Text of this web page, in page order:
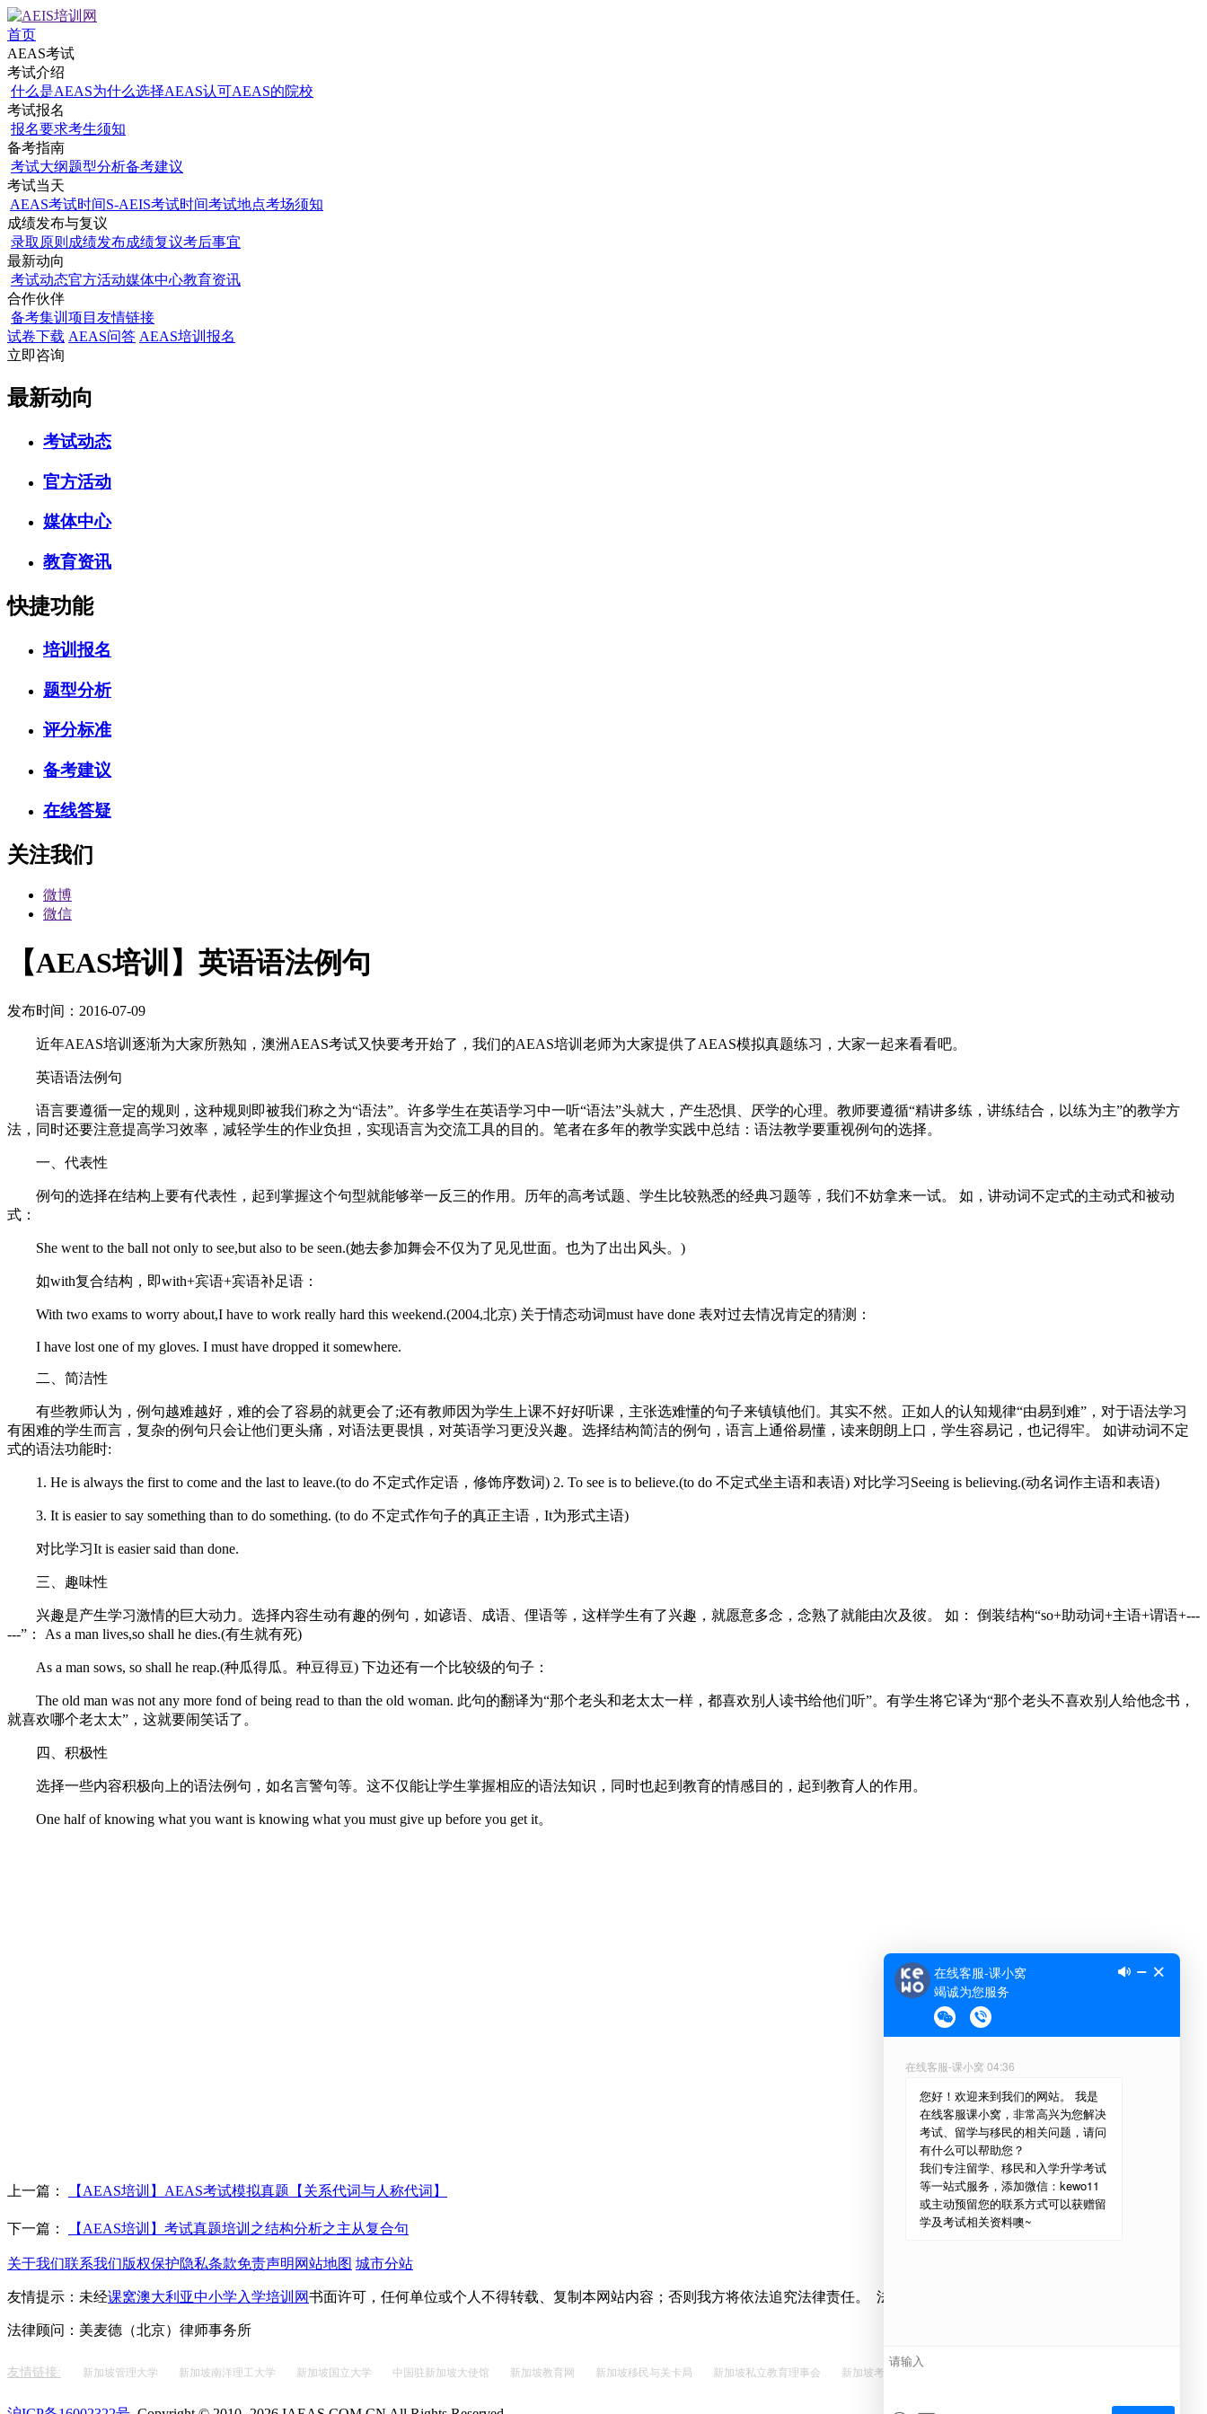
首页
AEAS考试
考试介绍
什么是AEAS为什么选择AEAS认可AEAS的院校
考试报名
报名要求考生须知
备考指南
考试大纲题型分析备考建议
考试当天
AEAS考试时间S-AEIS考试时间考试地点考场须知
成绩发布与复议
录取原则 成绩发布成绩复议考后事宜
最新动向
考试动态官方活动媒体中心教育资讯
合作伙伴
备考集训项目 友情链接
试卷下载 AEAS问答 AEAS培训报名
立即咨询
最新动向
考试动态
官方活动
媒体中心
教育资讯
快捷功能
培训报名
题型分析
评分标准
备考建议
在线答疑
关注我们
微博
微信
【AEAS培训】英语语法例句
发布时间：2016-07-09
近年AEAS培训逐渐为大家所熟知，澳洲AEAS考试又快要考开始了，我们的AEAS培训老师为大家提供了AEAS模拟真题练习，大家一起来看看吧。
英语语法例句
语言要遵循一定的规则，这种规则即被我们称之为“语法”。许多学生在英语学习中一听“语法”头就大，产生恐惧、厌学的心理。教师要遵循“精讲多练，讲练结合，以练为主”的教学方
法，同时还要注意提高学习效率，减轻学生的作业负担，实现语言为交流工具的目的。笔者在多年的教学实践中总结：语法教学要重视例句的选择。
一、代表性
例句的选择在结构上要有代表性，起到掌握这个句型就能够举一反三的作用。历年的高考试题、学生比较熟悉的经典习题等，我们不妨拿来一试。 如，讲动词不定式的主动式和被动
式：
She went to the ball not only to see,but also to be seen.(她去参加舞会不仅为了见见世面。也为了出出风头。)
如with复合结构，即with+宾语+宾语补足语：
With two exams to worry about,I have to work really hard this weekend.(2004,北京) 关于情态动词must have done 表对过去情况肯定的猜测：
I have lost one of my gloves. I must have dropped it somewhere.
二、简洁性
有些教师认为，例句越难越好，难的会了容易的就更会了;还有教师因为学生上课不好好听课，主张选难懂的句子来镇镇他们。其实不然。正如人的认知规律“由易到难”，对于语法学习
有困难的学生而言，复杂的例句只会让他们更头痛，对语法更畏惧，对英语学习更没兴趣。选择结构简洁的例句，语言上通俗易懂，读来朗朗上口，学生容易记，也记得牢。 如讲动词不定
式的语法功能时:
1. He is always the first to come and the last to leave.(to do 不定式作定语，修饰序数词) 2. To see is to believe.(to do 不定式坐主语和表语) 对比学习Seeing is believing.(动名词作主语和表语)
3. It is easier to say something than to do something. (to do 不定式作句子的真正主语，It为形式主语)
对比学习It is easier said than done.
三、趣味性
兴趣是产生学习激情的巨大动力。选择内容生动有趣的例句，如谚语、成语、俚语等，这样学生有了兴趣，就愿意多念，念熟了就能由次及彼。 如： 倒装结构“so+助动词+主语+谓语+---
---”： As a man lives,so shall he dies.(有生就有死)
As a man sows, so shall he reap.(种瓜得瓜。种豆得豆) 下边还有一个比较级的句子：
The old man was not any more fond of being read to than the old woman. 此句的翻译为“那个老头和老太太一样，都喜欢别人读书给他们听”。有学生将它译为“那个老头不喜欢别人给他念书，
就喜欢哪个老太太”，这就要闹笑话了。
四、积极性
选择一些内容积极向上的语法例句，如名言警句等。这不仅能让学生掌握相应的语法知识，同时也起到教育的情感目的，起到教育人的作用。
One half of knowing what you want is knowing what you must give up before you get it。
上一篇： 【AEAS培训】AEAS考试模拟真题【关系代词与人称代词】
下一篇： 【AEAS培训】考试真题培训之结构分析之主从复合句
关于我们联系我们版权保护隐私条款免责声明 网站地图 城市分站
友情提示：未经课窝澳大利亚中小学入学培训网书面许可，任何单位或个人不得转载、复制本网站内容；否则我方将依法追究法律责任。 法律顾问：美麦德（北京）律师事务所
法律顾问：美麦德（北京）律师事务所
友情链接: 新加坡管理大学 新加坡南洋理工大学 新加坡国立大学 中国驻新加坡大使馆 新加坡教育网 新加坡移民与关卡局 新加坡私立教育理事会 新加坡考试与评鉴局